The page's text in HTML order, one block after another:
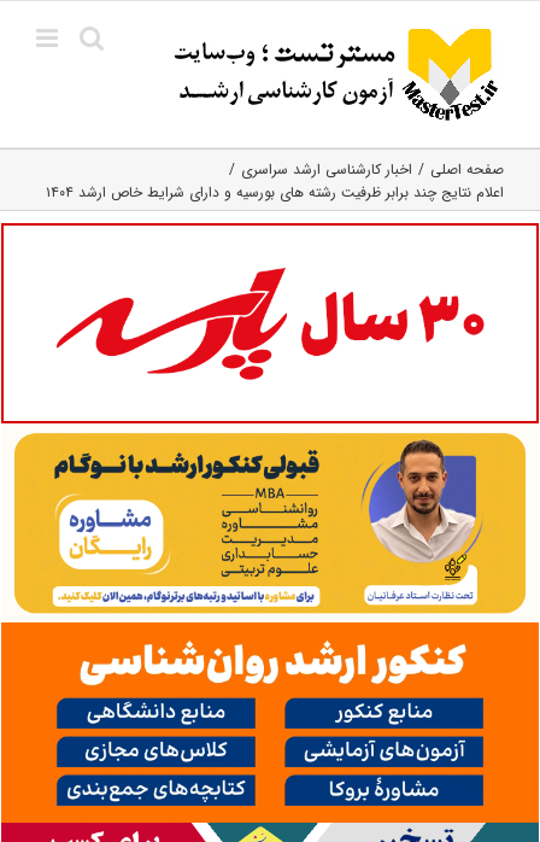
content
صفحه اصلی
اخبار کارشناسی ارشد سراسری
اعلام نتایج چند برابر ظرفیت رشته های بورسیه و دارای شرایط خاص ارشد ۱۴۰۴